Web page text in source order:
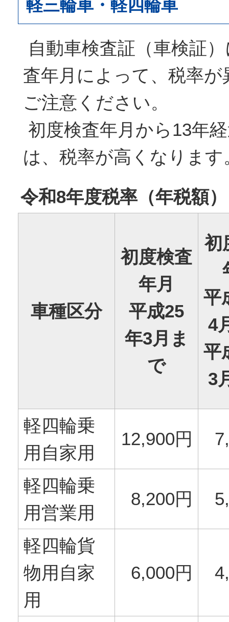
軽三輪車・軽四輪車
自動車検査証（車検証
査年月によって、税率
ご注意ください。
初度検査年月から13年
は、税率が高くなります
令和8年度税率（年税額）
車種区分
初度検査
年月
平成25
年3月ま
で
初
平
4
平
3
軽四輪乗
用自家用
12,900円
軽四輪乗
用営業用
8,200円
軽四輪貨
物用自家
用
6,000円